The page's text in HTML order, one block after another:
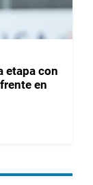
etapa con
en